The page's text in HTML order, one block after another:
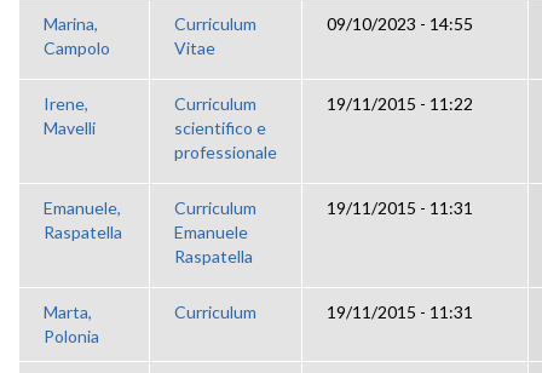
Marina,
Campolo
Curriculum
Vitae
09/10/2023 - 14:55
Irene,
Mavelli
Curriculum
scientifico e
professionale
19/11/2015 - 11:22
Emanuele,
Raspatella
Curriculum
Emanuele
Raspatella
19/11/2015 - 11:31
Marta,
Polonia
Curriculum 19/11/2015 - 11:31